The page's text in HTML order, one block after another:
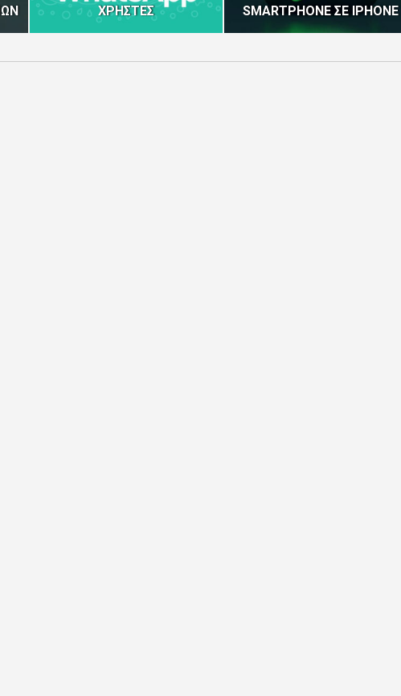
ΧΡΗΣΤΕΣ
SMARTPHONE ΣΕ IPHONE